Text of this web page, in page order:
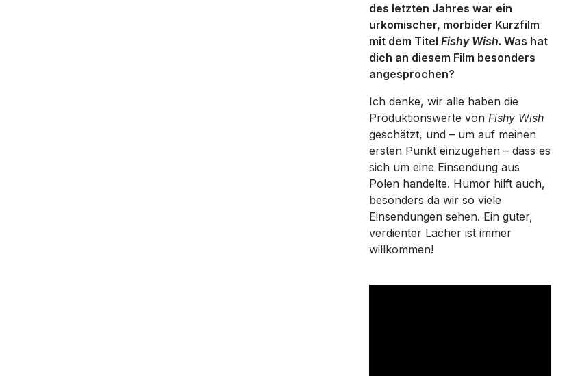
des letzten Jahres war ein
urkomischer, morbider Kurzfilm
mit dem TitelFishy Wish. Was hat
dich an diesem Film besonders
angesprochen?
Ich denke, wir alle haben die
Produktionswerte von Fishy Wish
geschätzt, und – um auf meinen
ersten Punkt einzugehen – dass es
sich um eine Einsendung aus
Polen handelte. Humor hilft auch,
besonders da wir so viele
Einsendungen sehen. Ein guter,
verdienter Lacher ist immer
willkommen!